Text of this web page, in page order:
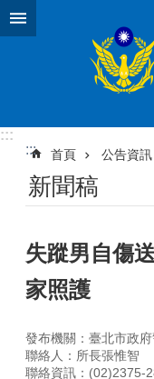
跳到主要內容區塊
:::
:::
首頁 公告資訊
新聞稿
失蹤男自傷
家照護
發布機關：臺北市政
聯絡人：所長張惟智
聯絡資訊：(02)2375-